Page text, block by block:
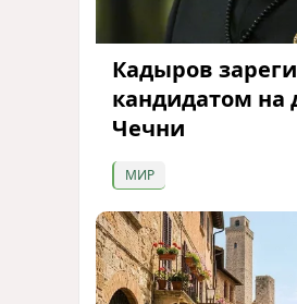
Кадыров
кандидатом на
Чечни
МИР